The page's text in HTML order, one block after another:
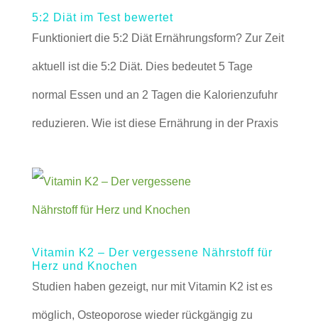
5:2 Diät im Test bewertet
Funktioniert die 5:2 Diät Ernährungsform? Zur Zeit
aktuell ist die 5:2 Diät. Dies bedeutet 5 Tage
normal Essen und an 2 Tagen die Kalorienzufuhr
reduzieren. Wie ist diese Ernährung in der Praxis
Vitamin K2 – Der vergessene Nährstoff für
Herz und Knochen
Studien haben gezeigt, nur mit Vitamin K2 ist es
möglich, Osteoporose wieder rückgängig zu